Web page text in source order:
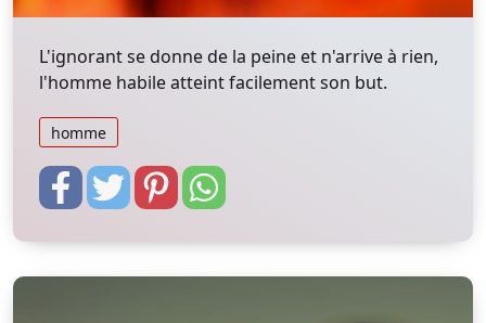
L'ignorant se donne de la peine et n'arrive à rien,
l'homme habile atteint facilement son but.
homme